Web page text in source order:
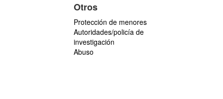
Otros
Protección de menores
Autoridades/policía de
investigación
Abuso